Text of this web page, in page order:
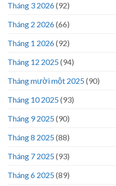
Tháng 3 2026(92)
Tháng 2 2026(66)
Tháng 1 2026(92)
Tháng 12 2025(94)
Tháng mười một 2025(90)
Tháng 10 2025(93)
Tháng 9 2025(90)
Tháng 8 2025(88)
Tháng 7 2025(93)
Tháng 6 2025(89)